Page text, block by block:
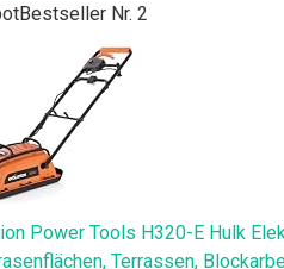
Bestseller Nr. 2
Power Tools H320-E Hulk
Terrassen,